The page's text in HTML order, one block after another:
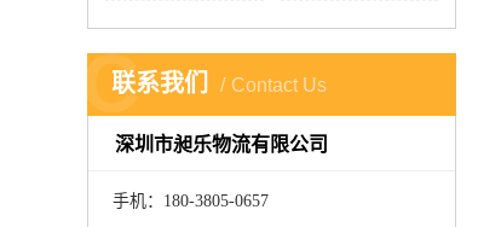
联系我们 Contact Us
C
深圳市昶乐物流有限公司
手机：180-3805-0657